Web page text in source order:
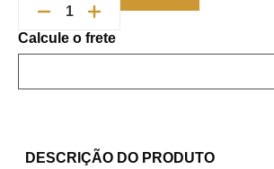
DESCRIÇÃO DO PRODUTO